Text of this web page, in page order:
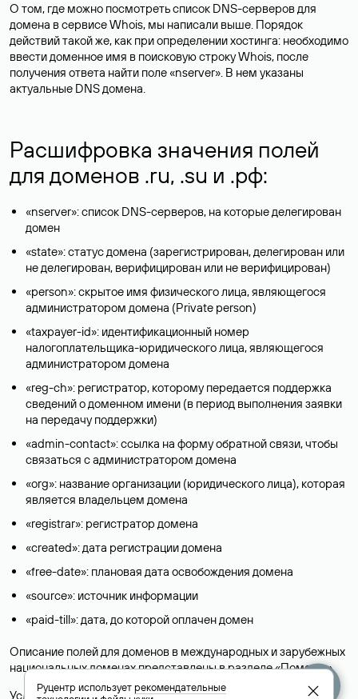
О том, где можно посмотреть список DNS-серверов для
домена в сервисе Whois, мы написали выше. Порядок
действий такой же, как при определении хостинга: необходимо
ввести доменное имя в поисковую строку Whois, после
получения ответа найти поле «nserver». В нем указаны
актуальные DNS домена.
Расшифровка значения полей
для доменов .ru, .su и .рф:
«nserver»: список DNS-серверов, на которые делегирован
домен
«state»: статус домена (зарегистрирован, делегирован или
не делегирован, верифицирован или не верифицирован)
«person»: скрытое имя физического лица, являющегося
администратором домена (Privatе person)
«taxpayer-id»: идентификационный номер
налогоплательщика-юридического лица, являющегося
администратором домена
«reg-ch»: регистратор, которому передается поддержка
сведений о доменном имени (в период выполнения заявки
на передачу поддержки)
«admin-contact»: ссылка на форму обратной связи, чтобы
связаться с администратором домена
«org»: название организации (юридического лица), которая
является владельцем домена
«registrar»: регистратор домена
«created»: дата регистрации домена
«free-date»: плановая дата освобождения домена
«source»: источник информации
«paid-till»: дата, до которой оплачен домен
Описание полей для доменов в международных и зарубежных
национальных доменах представлены в разделе «Помощь».
Условия использования Whois-сервиса
Руцентр используетрекомендательные